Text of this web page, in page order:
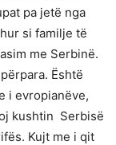
pa jetë nga
si familje të
me Serbinë.
Është
i evropianëve,
kushtin Serbisë
Kujt me i qit